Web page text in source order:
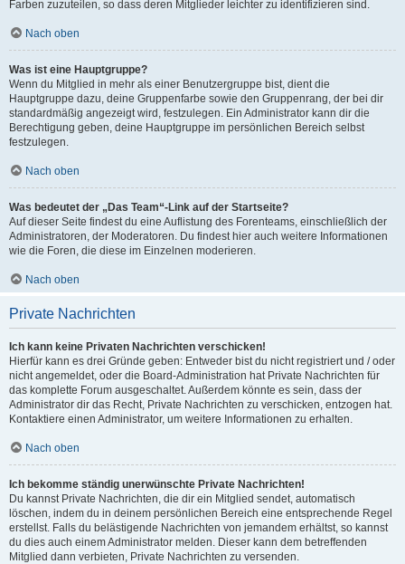
Farben zuzuteilen, so dass deren Mitglieder leichter zu identifizieren sind.
Nach oben
Was ist eine Hauptgruppe?
Wenn du Mitglied in mehr als einer Benutzergruppe bist, dient die
Hauptgruppe dazu, deine Gruppenfarbe sowie den Gruppenrang, der bei dir
standardmäßig angezeigt wird, festzulegen. Ein Administrator kann dir die
Berechtigung geben, deine Hauptgruppe im persönlichen Bereich selbst
festzulegen.
Nach oben
Was bedeutet der „Das Team“-Link auf der Startseite?
Auf dieser Seite findest du eine Auflistung des Forenteams, einschließlich der
Administratoren, der Moderatoren. Du findest hier auch weitere Informationen
wie die Foren, die diese im Einzelnen moderieren.
Nach oben
Private Nachrichten
Ich kann keine Privaten Nachrichten verschicken!
Hierfür kann es drei Gründe geben: Entweder bist du nicht registriert und / oder
nicht angemeldet, oder die Board-Administration hat Private Nachrichten für
das komplette Forum ausgeschaltet. Außerdem könnte es sein, dass der
Administrator dir das Recht, Private Nachrichten zu verschicken, entzogen hat.
Kontaktiere einen Administrator, um weitere Informationen zu erhalten.
Nach oben
Ich bekomme ständig unerwünschte Private Nachrichten!
Du kannst Private Nachrichten, die dir ein Mitglied sendet, automatisch
löschen, indem du in deinem persönlichen Bereich eine entsprechende Regel
erstellst. Falls du belästigende Nachrichten von jemandem erhältst, so kannst
du dies auch einem Administrator melden. Dieser kann dem betreffenden
Mitglied dann verbieten, Private Nachrichten zu versenden.